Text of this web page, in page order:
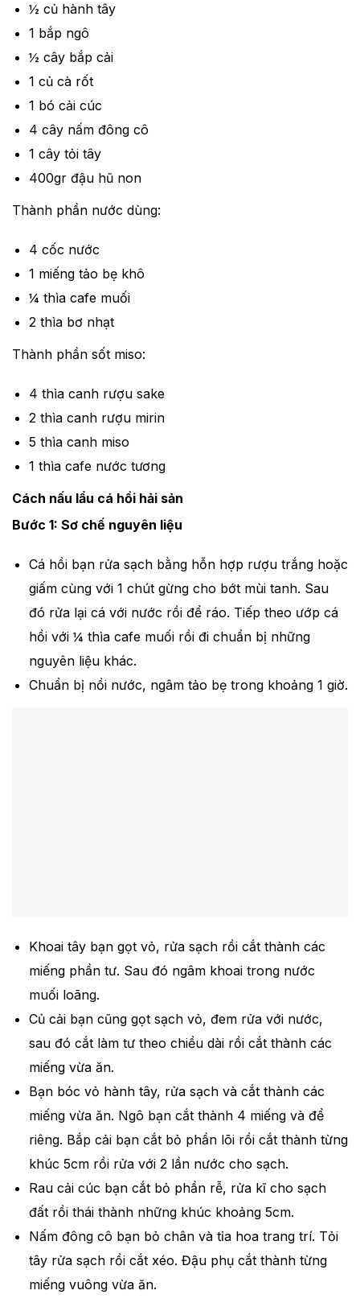
½ củ hành tây
1 bắp ngô
½ cây bắp cải
1 củ cà rốt
1 bó cải cúc
4 cây nấm đông cô
1 cây tỏi tây
400gr đậu hũ non
Thành phần nước dùng:
4 cốc nước
1 miếng tảo bẹ khô
¼ thìa cafe muối
2 thìa bơ nhạt
Thành phần sốt miso:
4 thìa canh rượu sake
2 thìa canh rượu mirin
5 thìa canh miso
1 thìa cafe nước tương
Cách nấu lẩu cá hồi hải sản
Bước 1: Sơ chế nguyên liệu
Cá hồi bạn rửa sạch bằng hỗn hợp rượu trắng hoặc
giấm cùng với 1 chút gừng cho bớt mùi tanh. Sau
đó rửa lại cá với nước rồi để ráo. Tiếp theo ướp cá
hồi với ¼ thìa cafe muối rồi đi chuẩn bị những
nguyên liệu khác.
Chuẩn bị nồi nước, ngâm tảo bẹ trong khoảng 1 giờ.
Khoai tây bạn gọt vỏ, rửa sạch rồi cắt thành các
miếng phần tư. Sau đó ngâm khoai trong nước
muối loãng.
Củ cải bạn cũng gọt sạch vỏ, đem rửa với nước,
sau đó cắt làm tư theo chiều dài rồi cắt thành các
miếng vừa ăn.
Bạn bóc vỏ hành tây, rửa sạch và cắt thành các
miếng vừa ăn. Ngô bạn cắt thành 4 miếng và để
riêng. Bắp cải bạn cắt bỏ phần lõi rồi cắt thành từng
khúc 5cm rồi rửa với 2 lần nước cho sạch.
Rau cải cúc bạn cắt bỏ phần rễ, rửa kĩ cho sạch
đất rồi thái thành những khúc khoảng 5cm.
Nấm đông cô bạn bỏ chân và tỉa hoa trang trí. Tỏi
tây rửa sạch rồi cắt xéo. Đậu phụ cắt thành từng
miếng vuông vừa ăn.